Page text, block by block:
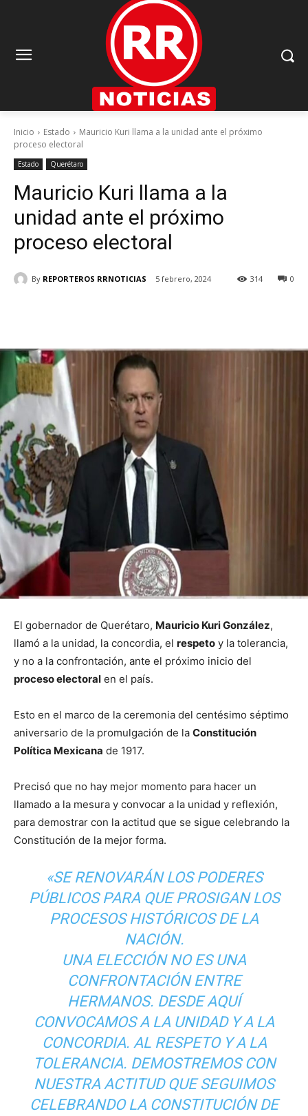
Inicio Estado
Mauricio Kuri llama a la unidad ante el próximo
proceso electoral
Estado Querétaro
Mauricio Kuri llama a la
unidad ante el próximo
proceso electoral
By REPORTEROS RRNOTICIAS 5 febrero, 2024 0
314
El gobernador de Querétaro, Mauricio Kuri González,
llamó a la unidad, la concordia, el respeto y la tolerancia,
y no a la confrontación, ante el próximo inicio del
proceso electoral en el país.
Esto en el marco de la ceremonia del centésimo séptimo
aniversario de la promulgación de la Constitución
Política Mexicana de 1917.
Precisó que no hay mejor momento para hacer un
llamado a la mesura y convocar a la unidad y reflexión,
para demostrar con la actitud que se sigue celebrando la
Constitución de la mejor forma.
«SE RENOVARÁN LOS PODERES
PÚBLICOS PARA QUE PROSIGAN LOS
PROCESOS HISTÓRICOS DE LA
NACIÓN.
UNA ELECCIÓN NO ES UNA
CONFRONTACIÓN ENTRE
HERMANOS. DESDE AQUÍ
CONVOCAMOS A LA UNIDAD Y A LA
CONCORDIA. AL RESPETO Y A LA
TOLERANCIA. DEMOSTREMOS CON
NUESTRA ACTITUD QUE SEGUIMOS
CELEBRANDO LA CONSTITUCIÓN DE